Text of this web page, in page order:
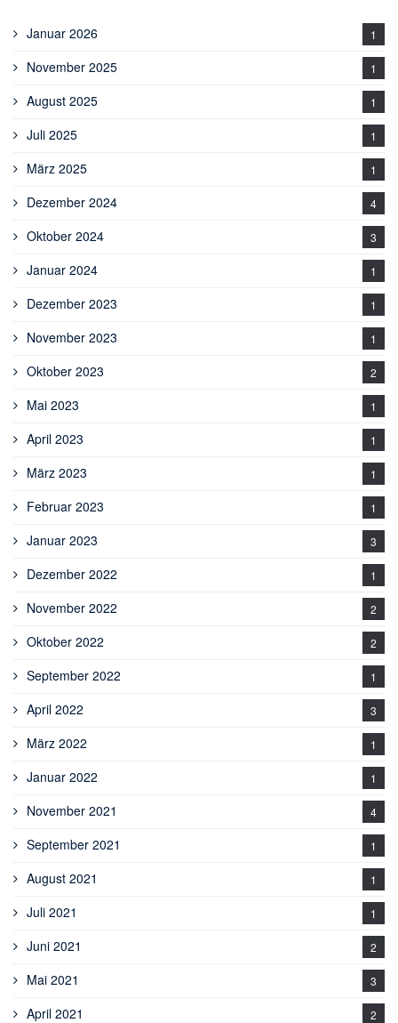
Januar 2026 1
November 2025 1
August 2025 1
Juli 2025 1
März 2025 1
Dezember 2024 4
Oktober 2024 3
Januar 2024 1
Dezember 2023 1
November 2023 1
Oktober 2023 2
Mai 2023 1
April 2023 1
März 2023 1
Februar 2023 1
Januar 2023 3
Dezember 2022 1
November 2022 2
Oktober 2022 2
September 2022 1
April 2022 3
März 2022 1
Januar 2022 1
November 2021 4
September 2021 1
August 2021 1
Juli 2021 1
Juni 2021 2
Mai 2021 3
April 2021 2